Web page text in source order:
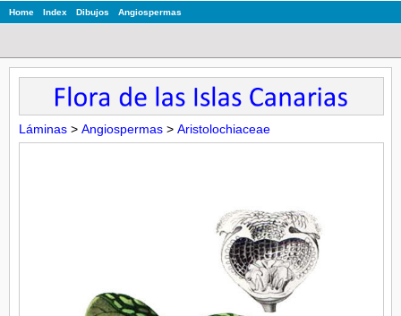
Home Index Dibujos Angiospermas
Láminas > Angiospermas > Aristolochiaceae